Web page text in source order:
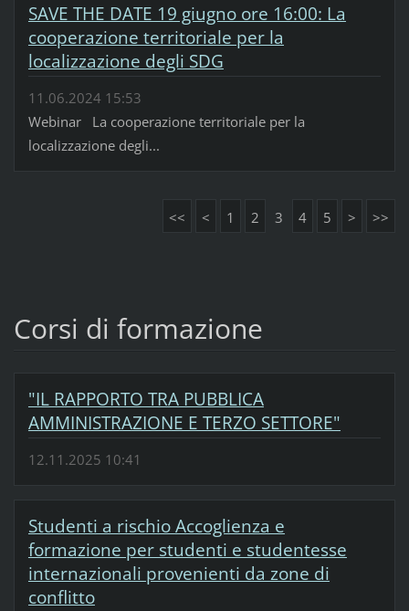
SAVE THE DATE 19 giugno ore 16:00: La
cooperazione territoriale per la
localizzazione degli SDG
11.06.2024 15:53
Webinar La cooperazione territoriale per la
localizzazione degli...
<< < 1 2 3 4 5 > >>
Corsi di formazione
"IL RAPPORTO TRA PUBBLICA
AMMINISTRAZIONE E TERZO SETTORE"
12.11.2025 10:41
Studenti a rischio Accoglienza e
formazione per studenti e studentesse
internazionali provenienti da zone di
conflitto